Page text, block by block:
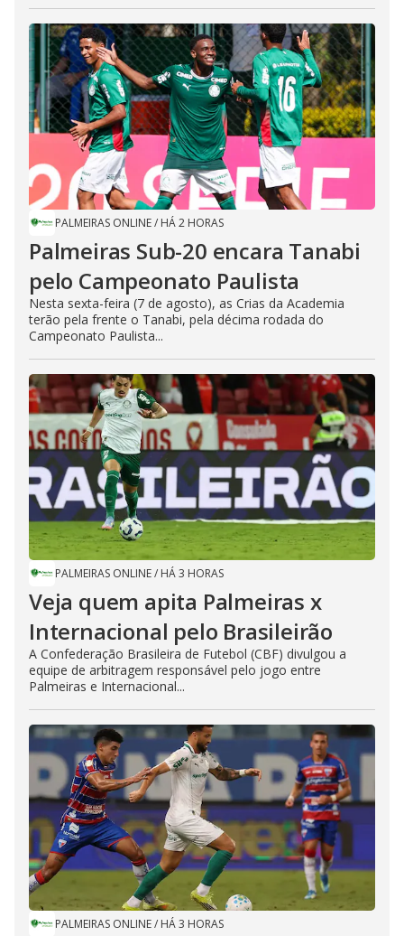
PALMEIRAS ONLINE/ HÁ 2 HORAS
Palmeiras Sub-20 encara Tanabi
pelo Campeonato Paulista
Nesta sexta-feira (7 de agosto), as Crias da Academia
terão pela frente o Tanabi, pela décima rodada do
Campeonato Paulista...
PALMEIRAS ONLINE/ HÁ 3 HORAS
Veja quem apita Palmeiras x
Internacional pelo Brasileirão
A Confederação Brasileira de Futebol (CBF) divulgou a
equipe de arbitragem responsável pelo jogo entre
Palmeiras e Internacional...
PALMEIRAS ONLINE/ HÁ 3 HORAS